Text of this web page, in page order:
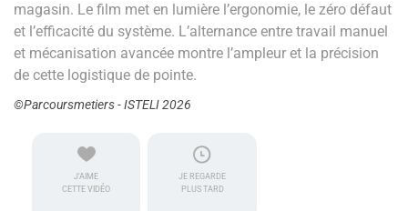
magasin. Le film met en lumière l’ergonomie, le zéro défaut
et l’efficacité du système. L’alternance entre travail manuel
et mécanisation avancée montre l’ampleur et la précision
de cette logistique de pointe.
©Parcoursmetiers - ISTELI 2026
J'AIME
CETTE VIDÉO
JE REGARDE
PLUS TARD